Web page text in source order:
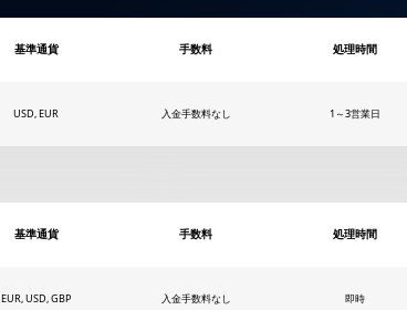
基準通貨 手数料 処理時間
USD, EUR 入金手数料なし 1～3営業日
基準通貨 手数料 処理時間
EUR, USD, GBP 入金手数料なし 即時